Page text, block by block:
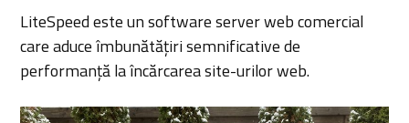
LiteSpeed este un software server web comercial
care aduce îmbunătățiri semnificative de
performanță la încărcarea site-urilor web.